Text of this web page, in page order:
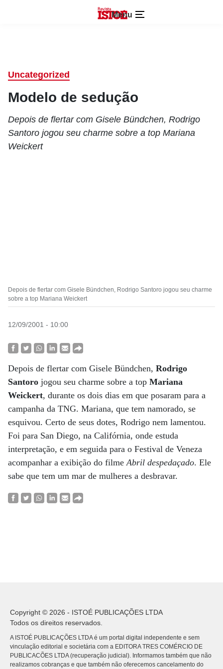
Menu
Uncategorized
Modelo de sedução
Depois de flertar com Gisele Bündchen, Rodrigo
Santoro jogou seu charme sobre a top Mariana
Weickert
Depois de flertar com Gisele Bündchen, Rodrigo Santoro jogou seu charme
sobre a top Mariana Weickert
12/09/2001 - 10:00
Depois de flertar com Gisele Bündchen, Rodrigo
Santoro jogou seu charme sobre a top Mariana
Weickert, durante os dois dias em que posaram para a
campanha da TNG. Mariana, que tem namorado, se
esquivou. Certo de seus dotes, Rodrigo nem lamentou.
Foi para San Diego, na Califórnia, onde estuda
interpretação, e em seguida para o Festival de Veneza
acompanhar a exibição do filmeAbril despedaçado. Ele
sabe que tem um mar de mulheres a desbravar.
Copyright © 2026 - ISTOÉ PUBLICAÇÕES LTDA
Todos os direitos reservados.
A ISTOÉ PUBLICAÇÕES LTDA é um portal digital independente e sem
vinculação editorial e societária com a EDITORA TRES COMÉRCIO DE
PUBLICACÕES LTDA (recuperação judicial). Informamos também que não
realizamos cobranças e que também não oferecemos cancelamento do